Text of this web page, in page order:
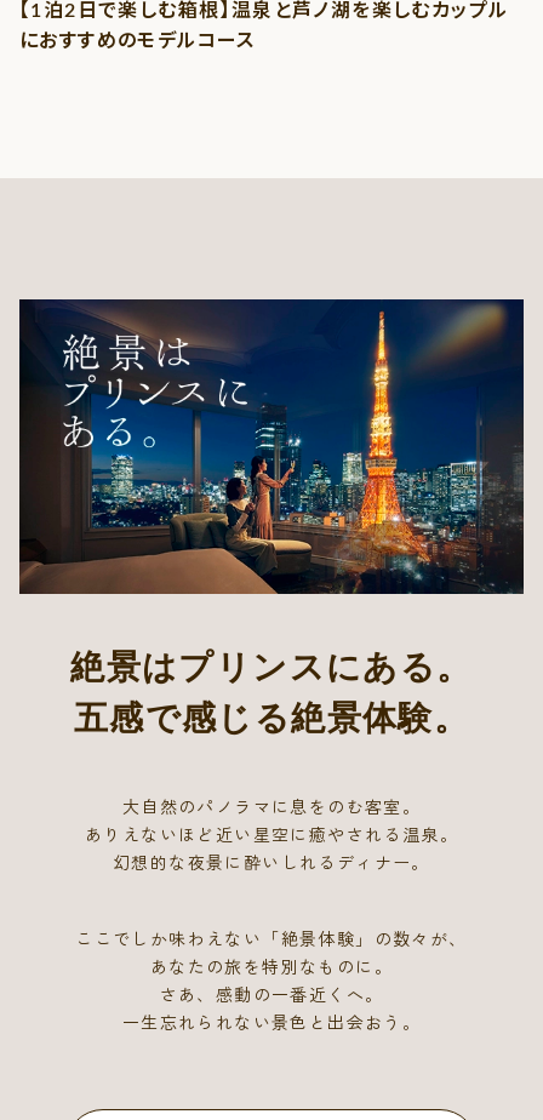
【1泊2日で楽しむ箱根】温泉と芦ノ湖を楽しむカップル
におすすめのモデルコース
絶景はプリンスにある。
五感で感じる絶景体験。
大自然のパノラマに息をのむ客室。
ありえないほど近い星空に癒やされる温泉。
幻想的な夜景に酔いしれるディナー。
ここでしか味わえない「絶景体験」の数々が、
あなたの旅を特別なものに。
さあ、感動の一番近くへ。
一生忘れられない景色と出会おう。